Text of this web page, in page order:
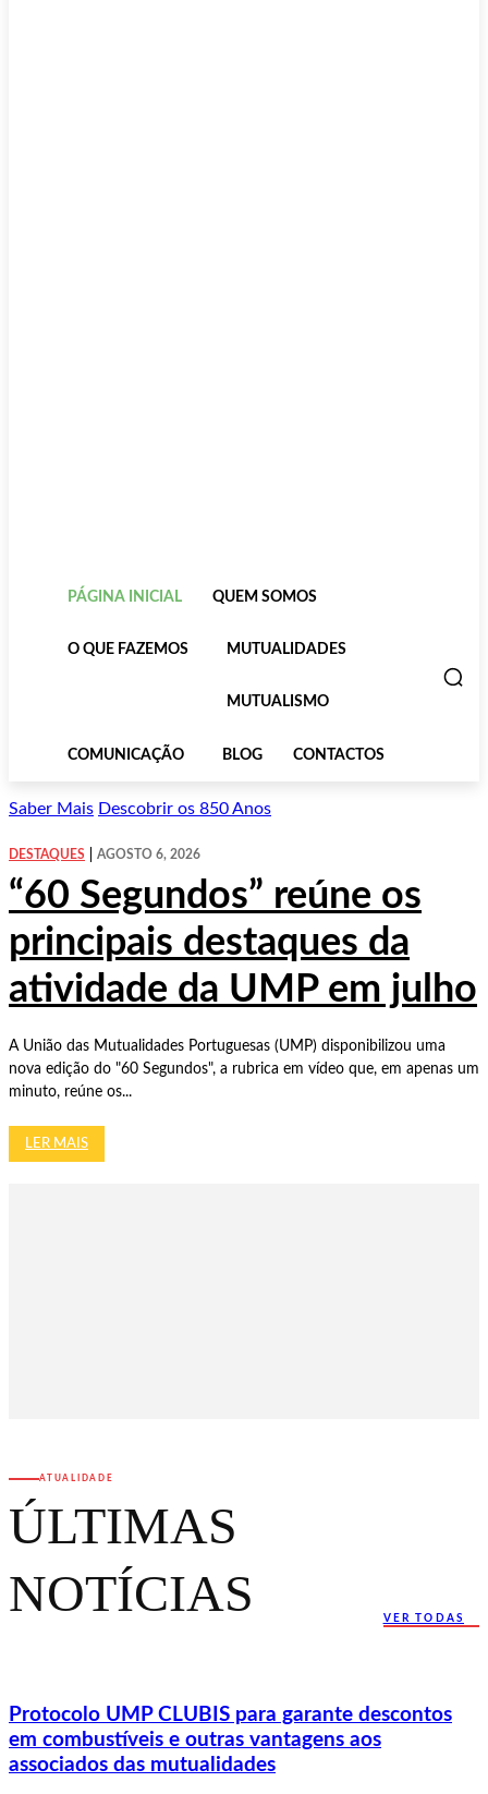
PÁGINA INICIAL QUEM SOMOS
O QUE FAZEMOS MUTUALIDADES
MUTUALISMO
COMUNICAÇÃO BLOG CONTACTOS
Saber Mais Descobrir os 850 Anos
DESTAQUES AGOSTO 6, 2026
“60 Segundos” reúne os
principais destaques da
atividade da UMP em julho
A União das Mutualidades Portuguesas (UMP) disponibilizou uma
nova edição do "60 Segundos", a rubrica em vídeo que, em apenas um
minuto, reúne os...
LER MAIS
ATUALIDADE
ÚLTIMAS
NOTÍCIAS
VER TODAS
Protocolo UMP CLUBIS para garante descontos
em combustíveis e outras vantagens aos
associados das mutualidades